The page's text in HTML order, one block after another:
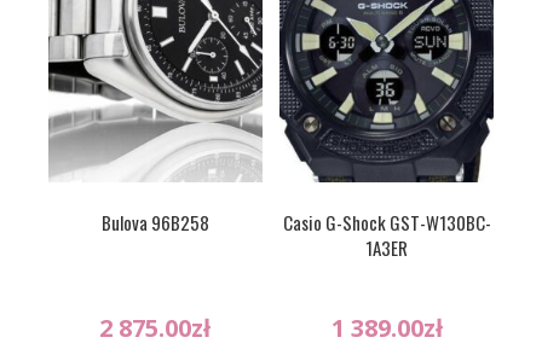
Bulova 96B258
2 875.00zł
Casio G-Shock GST-W130BC-
1A3ER
1 389.00zł